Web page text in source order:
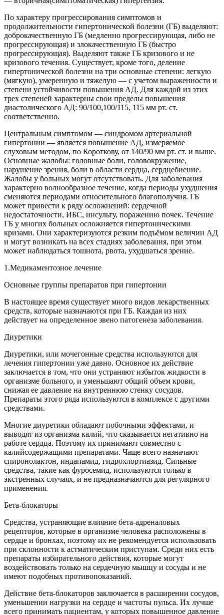
По характеру прогрессирования симптомов и
продолжительности гипертонической болезни (ГБ) выделяют:
доброкачественную ГБ (медленно прогрессирующая, либо не
прогрессирующая) и злокачественную ГБ (быстро
прогрессирующая). Выделяют также ГБ кризового и не
кризового течения. Существует, кроме того, деление
гипертонической болезни на три основные степени: легкую
(мягкую), умеренную и тяжелую — с учетом выраженности и
степени устойчивости повышения АД. Для каждой из этих
трех степеней характерны свои пределы повышения
диастолического АД: 90/100,100/115, 115 мм рт. ст.
соответственно.
Центральным симптомом — синдромом артериальной
гипертонии — является повышение АД, измеряемое
слуховым методом, по Короткову, от 140/90 мм рт. ст. и выше.
Основные жалобы: головные боли, головокружение,
нарушение зрения, боли в области сердца, сердцебиение.
Жалобы у больных могут отсутствовать. Для заболевания
характерно волнообразное течение, когда периоды ухудшения
сменяются периодами относительного благополучия. ГБ
может привести к ряду осложнений: сердечной
недостаточности, ИБС, инсульту, поражению почек. Течение
ГБ у многих больных осложняется гипертоническими
кризами. Они характеризуются резким подъёмом величин АД
и могут возникать на всех стадиях заболевания, при этом
может наблюдаться тошнота, рвота, ухудшаться зрение.
1.Медикаментозное лечение
Основные группы препаратов при гипертонии
В настоящее время существует много видов лекарственных
средств, которые назначаются при ГБ. Каждая из них
действует на определенное звено патогенеза заболевания.
Диуретики
Диуретики, или мочегонные средства используются для
лечения гипертонии уже давно. Основное их действие
заключается в том, что они устраняют избыток жидкости в
организме больного, и уменьшают общий объем крови,
снижая ее давление на внутреннюю стенку сосудов.
Препараты этого ряда используются в комплексе с другими
средствами.
Многие диуретики обладают побочными эффектами, и
выводят из организма калий, что сказывается негативно на
работе сердца. Поэтому их принимают совместно с
калийсодержащими препаратами. Чаще всего назначают
спиронолактон, индапамид, гидрохлортиазид. Сильные
средства, такие как фуросемид, используются только в
экстренных случаях, и не предназначаются для регулярного
применения.
Бета-блокаторы
Средства, устраняющие влияние бета-адреналовых
рецепторов, которые в организме человека расположены в
сердце и бронхах, поэтому их не рекомендуется использовать
при склонности к астматическим приступам. Среди них есть
препараты избирательного действия, которые могут
воздействовать только на сердечную мышцу и сосуды и не
имеют подобных противопоказаний.
Действие бета-блокаторов заключается в расширении сосудов,
уменьшении нагрузки на сердце и частоты пульса. Их лучше
всего принимать пациентам, у которых повышенное давление